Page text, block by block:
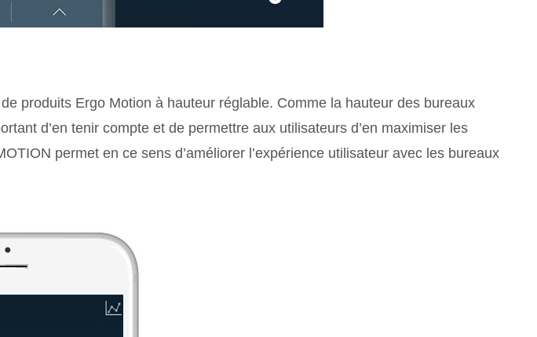
produits Ergo Motion à hauteur réglable. Comme la hauteur des bureaux
d’en tenir compte et de permettre aux utilisateurs d’en maximiser les
permet en ce sens d’améliorer l’expérience utilisateur avec les bureaux